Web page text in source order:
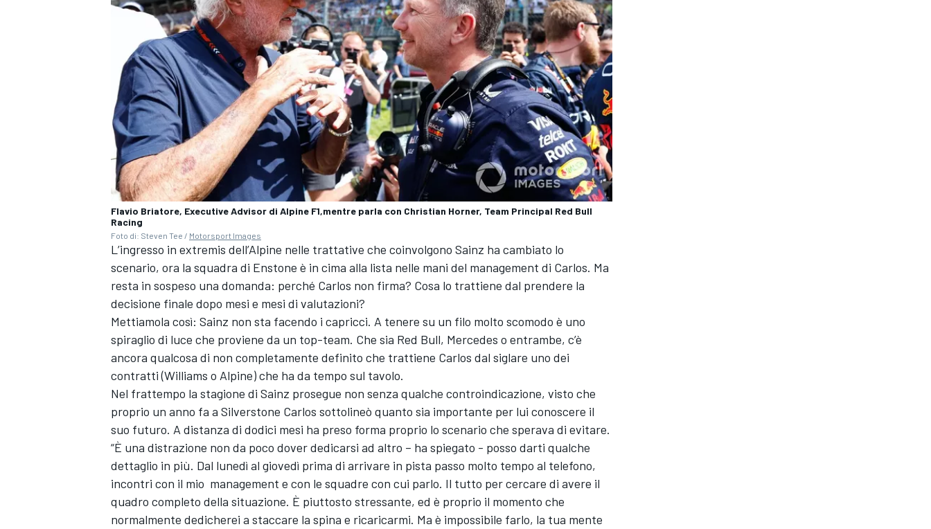
ENDURANCE/GT
Flavio Briatore, Executive Advisor di Alpine F1,mentre parla con Christian Horner, Team Principal Red Bull
Racing
Foto di: Steven Tee / Motorsport Images
L’ingresso in extremis dell’Alpine nelle trattative che coinvolgono Sainz ha cambiato lo
scenario, ora la squadra di Enstone è in cima alla lista nelle mani del management di Carlos. Ma
resta in sospeso una domanda: perché Carlos non firma? Cosa lo trattiene dal prendere la
decisione finale dopo mesi e mesi di valutazioni?
Mettiamola così: Sainz non sta facendo i capricci. A tenere su un filo molto scomodo è uno
spiraglio di luce che proviene da un top-team. Che sia Red Bull, Mercedes o entrambe, c’è
ancora qualcosa di non completamente definito che trattiene Carlos dal siglare uno dei
contratti (Williams o Alpine) che ha da tempo sul tavolo.
Nel frattempo la stagione di Sainz prosegue non senza qualche controindicazione, visto che
proprio un anno fa a Silverstone Carlos sottolineò quanto sia importante per lui conoscere il
suo futuro. A distanza di dodici mesi ha preso forma proprio lo scenario che sperava di evitare.
“È una distrazione non da poco dover dedicarsi ad altro – ha spiegato - posso darti qualche
dettaglio in più. Dal lunedì al giovedì prima di arrivare in pista passo molto tempo al telefono,
incontri con il mio management e con le squadre con cui parlo. Il tutto per cercare di avere il
quadro completo della situazione. È piuttosto stressante, ed è proprio il momento che
normalmente dedicherei a staccare la spina e ricaricarmi. Ma è impossibile farlo, la tua mente